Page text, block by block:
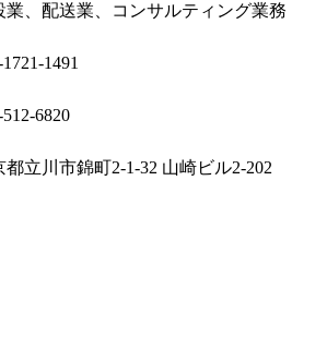
業、配送業、コンサルティング業務
1491
6820
都立川市錦町2-1-32 山崎ビル2-202